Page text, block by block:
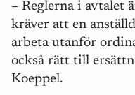
– Reglerna i avtalet
kräver att en
arbeta utanför
också rätt till
Koeppel.